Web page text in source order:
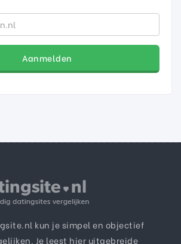
Aanmelden
kun je simpel en objectief
Je leest hier uitgebreide